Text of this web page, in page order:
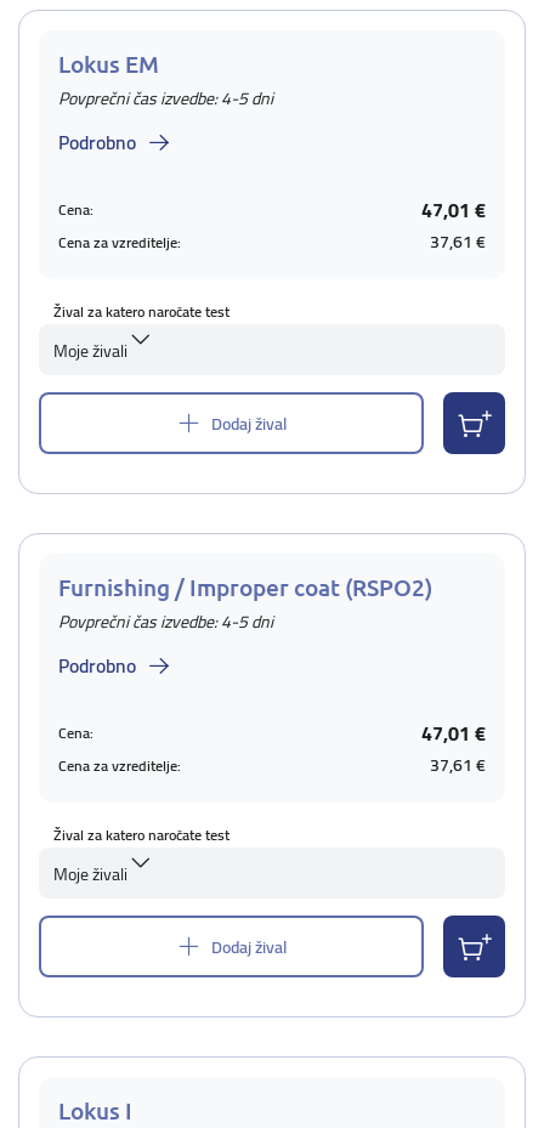
Lokus EM
Povprečni čas izvedbe: 4-5 dni
Podrobno
Cena: 47,01 €
Cena za vzreditelje: 37,61 €
Žival za katero naročate test
Moje živali
Dodaj žival
Furnishing / Improper coat (RSPO2)
Povprečni čas izvedbe: 4-5 dni
Podrobno
Cena: 47,01 €
Cena za vzreditelje: 37,61 €
Žival za katero naročate test
Moje živali
Dodaj žival
Lokus I